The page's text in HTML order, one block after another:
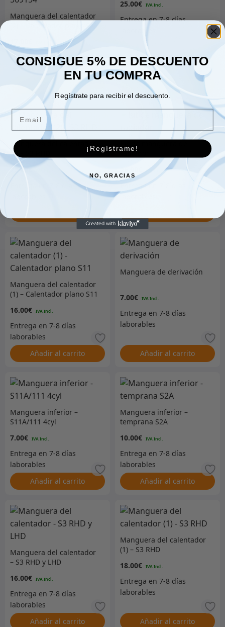
Manguera del calentador
(2) – Calentador plano S11
Añadir al carrito
25.00€
Añadir al carrito
Manguera del calentador
(2) – S3 RHD
23.00€
Kit de manguera de
radiador
Manguera del calentador
(1) – Calentador plano S11
16.00€
Añadir al carrito
Manguera de derivación
7.00€
Añadir al carrito
Manguera inferior –
S11A/111 4cyl
7.00€
Añadir al carrito
Manguera inferior –
temprana S2A
10.00€
Añadir al carrito
Manguera del calentador
– S3 RHD y LHD
16.00€
Añadir al carrito
Manguera del calentador
(1) – S3 RHD
18.00€
Añadir al carrito
CONSIGUE 5% DE DESCUENTO
EN TU COMPRA
Regístrate para recibir el descuento.
Email
¡Regístrame!
NO, GRACIAS